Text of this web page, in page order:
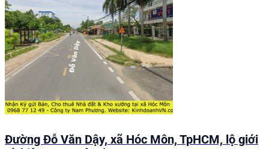
Đường Đỗ Văn Dậy, xã Hóc Môn, TpHCM, lộ giới